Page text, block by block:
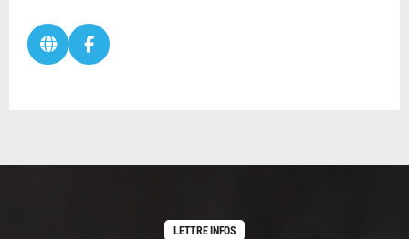
LETTRE INFOS